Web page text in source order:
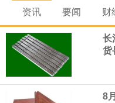
的海军全新核动力
亿美元。其中，首
高50%。
芝加哥期权交易所
资讯 要闻 财
长
货
8